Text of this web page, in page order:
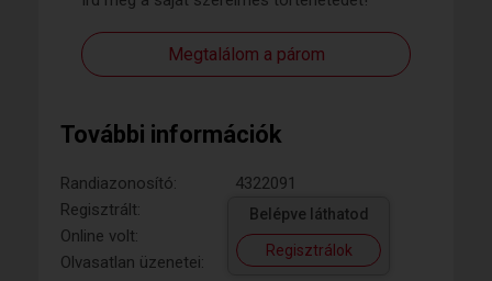
Megtalálom a párom
További információk
Randiazonosító:
4322091
Regisztrált:
Online volt:
Olvasatlan üzenetei:
Belépve láthatod
Regisztrálok